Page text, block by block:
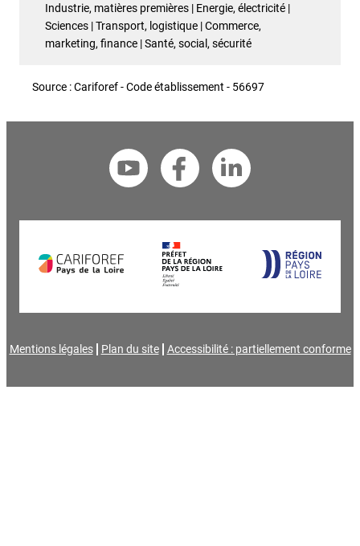
Industrie, matières premières | Energie, électricité |
Sciences | Transport, logistique | Commerce,
marketing, finance | Santé, social, sécurité
Source : Cariforef - Code établissement - 56697
Mentions légales Plan du site Accessibilité : partiellement conforme